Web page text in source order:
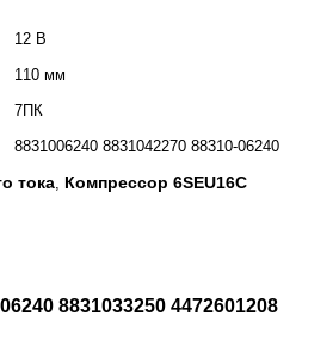
12 В
110 мм
7ПК
8831006240 8831042270 88310-06240
тока, Компрессор 6SEU16C
8831033250 4472601208